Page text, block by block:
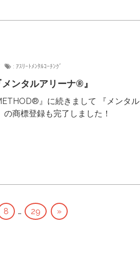
: ｱｽﾘｰﾄﾒﾝﾀﾙｺｰﾁﾝｸﾞ
ンタルアリーナ®』
』に続きまして 『メンタル
の商標登録も完了しました！
8 … 29 »